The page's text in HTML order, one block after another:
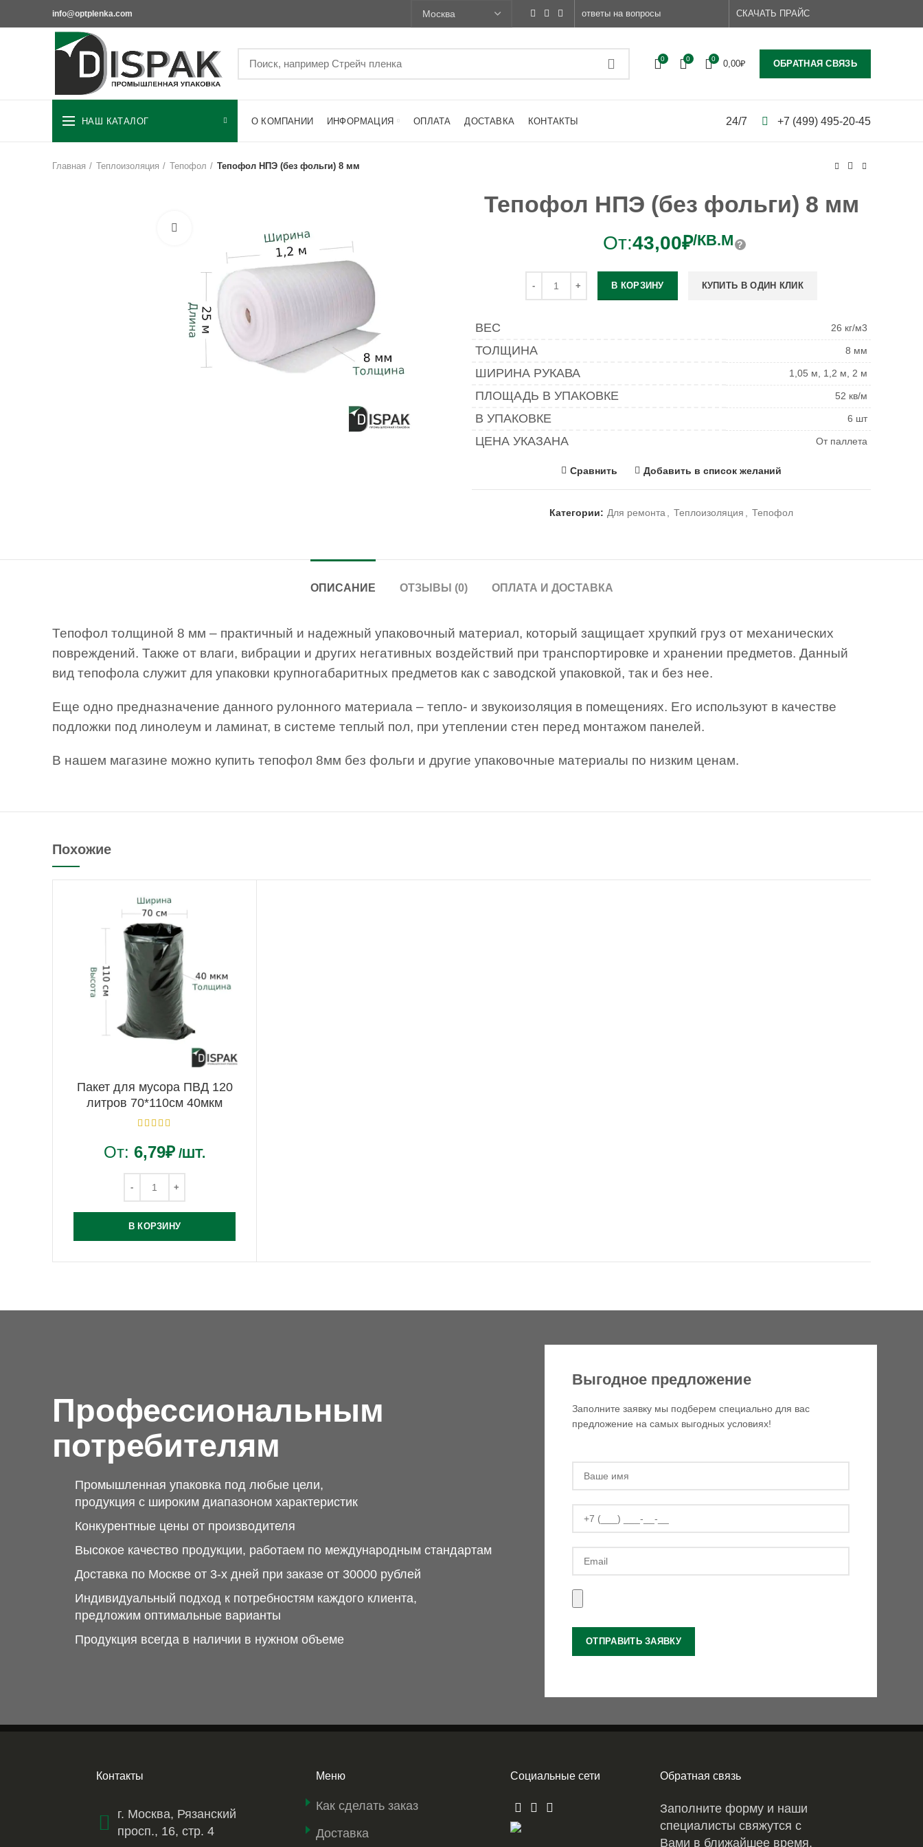
info@optplenka.com ответы на вопросы СКАЧАТЬ ПРАЙС
0 0 0 0,00₽ ОБРАТНАЯ СВЯЗЬ
НАШ КАТАЛОГ О КОМПАНИИ ИНФОРМАЦИЯ ОПЛАТА ДОСТАВКА КОНТАКТЫ 24/7 +7 (499) 495-20-45
Главная Теплоизоляция Тепофол Тепофол НПЭ (без фольги) 8 мм
Тепофол НПЭ (без фольги) 8 мм
От:43,00₽/КВ.М
В КОРЗИНУ КУПИТЬ В ОДИН КЛИК
ВЕС 26 кг/м3
ТОЛЩИНА 8 мм
ШИРИНА РУКАВА 1,05 м, 1,2 м, 2 м
ПЛОЩАДЬ В УПАКОВКЕ 52 кв/м
В УПАКОВКЕ 6 шт
ЦЕНА УКАЗАНА От паллета
Сравнить Добавить в список желаний
Категории: Для ремонта Теплоизоляция Тепофол
ОПИСАНИЕ ОТЗЫВЫ (0) ОПЛАТА И ДОСТАВКА
Тепофол толщиной 8 мм – практичный и надежный упаковочный материал, который защищает хрупкий груз от механических
повреждений. Также от влаги, вибрации и других негативных воздействий при транспортировке и хранении предметов. Данный
вид тепофола служит для упаковки крупногабаритных предметов как с заводской упаковкой, так и без нее.
Еще одно предназначение данного рулонного материала – тепло- и звукоизоляция в помещениях. Его используют в качестве
подложки под линолеум и ламинат, в системе теплый пол, при утеплении стен перед монтажом панелей.
В нашем магазине можно купить тепофол 8мм без фольги и другие упаковочные материалы по низким ценам.
Похожие
Пакет для мусора ПВД 120
литров 70*110см 40мкм
От: 6,79₽ /ШТ.
В КОРЗИНУ
Профессиональным
потребителям
Промышленная упаковка под любые цели,
продукция с широким диапазоном характеристик
Конкурентные цены от производителя
Высокое качество продукции, работаем по международным стандартам
Доставка по Москве от 3-х дней при заказе от 30000 рублей
Индивидуальный подход к потребностям каждого клиента,
предложим оптимальные варианты
Продукция всегда в наличии в нужном объеме
Выгодное предложение
Заполните заявку мы подберем специально для вас
предложение на самых выгодных условиях!
Контакты
г. Москва, Рязанский
просп., 16, стр. 4
Меню
Как сделать заказ
Доставка
Социальные сети Обратная связь
Заполните форму и наши
специалисты свяжутся с
Вами в ближайшее время.